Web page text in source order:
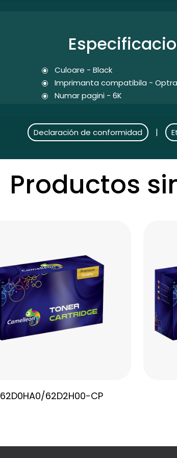
Culoare - Black
Imprimanta compatibila - Optra
Numar pagini - 6K
Declaración de conformidad |
Productos
62D0HA0/62D2H00-CP